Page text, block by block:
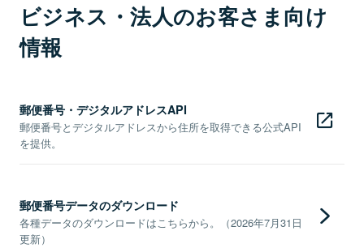
ビジネス・法人のお客さま向け
情報
郵便番号・デジタルアドレスAPI
郵便番号とデジタルアドレスから住所を取得できる公式API
を提供。
郵便番号データのダウンロード
各種データのダウンロードはこちらから。（2026年7月31日
更新）